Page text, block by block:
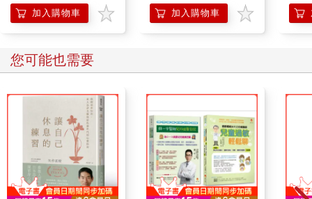
加入購物車 加入購物車
您可能也需要